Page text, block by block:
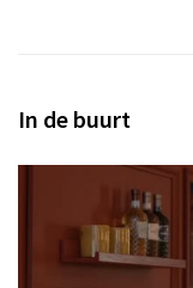
In de buurt